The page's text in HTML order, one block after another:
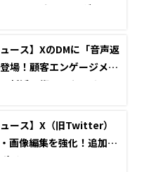
SNSマーケティング
ュース】XのDMに「音声返
場！顧客エンゲージメン
る新活用術とセキュリティ
ュース】X（旧Twitter）
画像編集を強化！追加機
イント